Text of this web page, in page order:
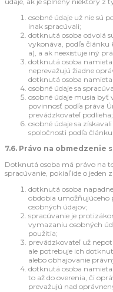
osobné údaje už nie sú
inak spracúvali;
dotknutá osoba odvolá
vykonáva, podľa článku
a), a ak neexistuje iný
dotknutá osoba namieta
neprevažujú žiadne
dotknutá osoba namieta
osobné údaje sa
osobné údaje musia byť
povinnosť podľa práva
prevádzkovateľ podlieha;
osobné údaje sa
spoločnosti podľa článku
7.6. Právo na obmedzenie
Dotknutá osoba má právo na
spracúvanie, pokiaľ ide o jeden
dotknutá osoba
obdobia umožňujúceho
osobných údajov;
spracúvanie je
vymazaniu osobných
použitia;
prevádzkovateľ už
ale potrebuje ich
alebo obhajovanie
dotknutá osoba
to až do overenia, či
prevažujú nad